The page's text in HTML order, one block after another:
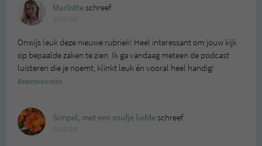
Marlotteschreef:
Onwijs leuk deze nieuwe rubriek! Heel interessant om jouw kijk
op bepaalde zaken te zien. Ik ga vandaag meteen de podcast
luisteren die je noemt, klinkt leuk én vooral heel handig!
Beantwoorden
Simpel, met een snufje liefdeschreef: